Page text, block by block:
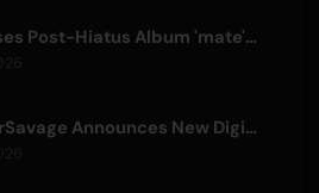
AliA Releases Post-Hiatus Album 'mate', Announces Tokyo Live
ShowMinorSavage Announces New Digital Single 'Gradation'